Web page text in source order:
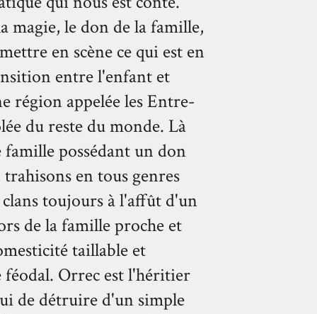
magie, le don de la famille,
en scène ce qui est en
entre l'enfant et
région appelée les Entre-
du reste du monde. Là
famille possédant un don
en tous genres
toujours à l'affût d'un
de la famille proche et
taillable et
féodal. Orrec est l'héritier
de détruire d'un simple